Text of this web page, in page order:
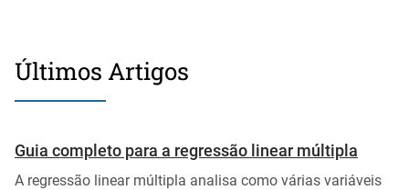
Últimos Artigos
Guia completo para a regressão linear múltipla
A regressão linear múltipla analisa como várias variáveis